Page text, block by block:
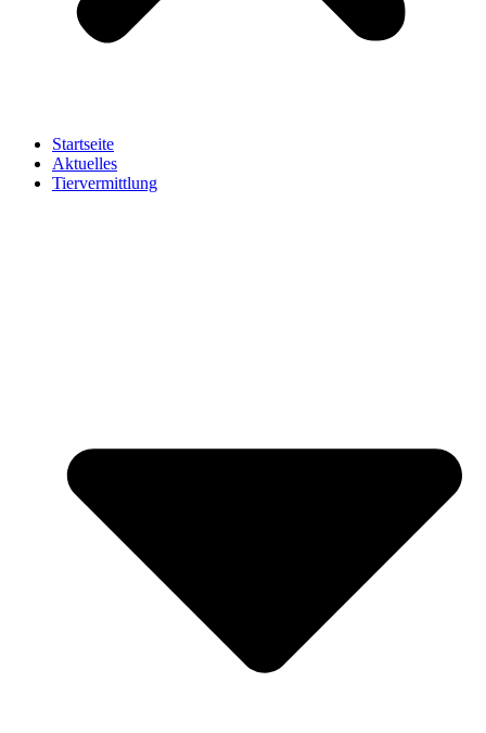
Startseite
Aktuelles
Tiervermittlung